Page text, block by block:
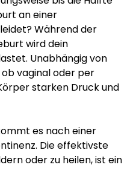
an einer
Während der
wird dein
Unabhängig von
vaginal oder per
starken Druck und
es nach einer
Die effektivste
oder zu heilen, ist ein